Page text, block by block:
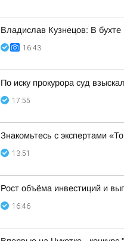
Владислав Кузнецов: В
16:43
По иску прокурора суд
17:55
Знакомьтесь с экспертами
13:51
Рост объёма инвестиций и
16:46